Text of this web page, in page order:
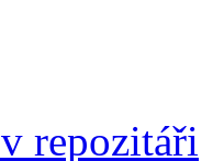
repozitáři